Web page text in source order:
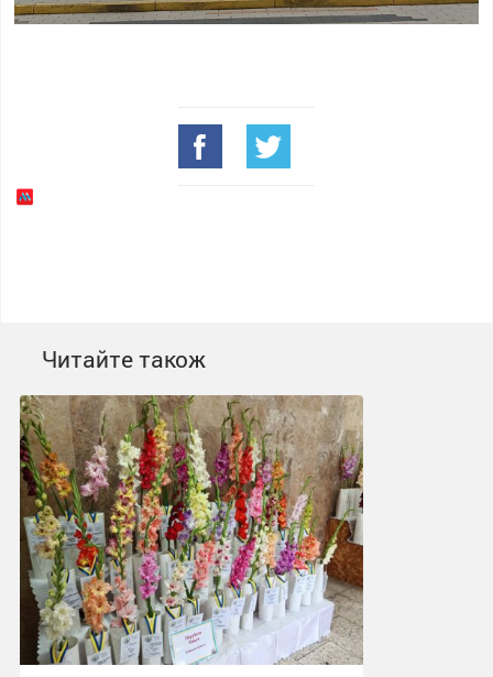
Читайте також